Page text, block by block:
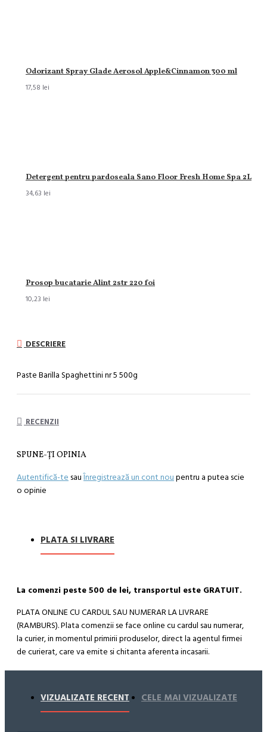
Odorizant Spray Glade Aerosol Apple&Cinnamon 300 ml
17,58 lei
Detergent pentru pardoseala Sano Floor Fresh Home Spa 2L
34,63 lei
Prosop bucatarie Alint 2str 220 foi
10,23 lei
DESCRIERE
Paste Barilla Spaghettini nr 5 500g
RECENZII
SPUNE-ŢI OPINIA
Autentifică-te sauÎnregistrează un cont nou pentru a putea scie
o opinie
PLATA SI LIVRARE
La comenzi peste 500 de lei, transportul este GRATUIT.
PLATA ONLINE CU CARDUL SAU NUMERAR LA LIVRARE
(RAMBURS). Plata comenzii se face online cu cardul sau numerar,
la curier, in momentul primirii produselor, direct la agentul firmei
de curierat, care va emite si chitanta aferenta incasarii.
Cum se face livrarea produselor:
Livrarea comenzii la adresa indicata de dvs. si este asigurata de
compania de curierat, care va livreaza comanda în decursul a 24-
VIZUALIZATE RECENT CELE MAI VIZUALIZATE